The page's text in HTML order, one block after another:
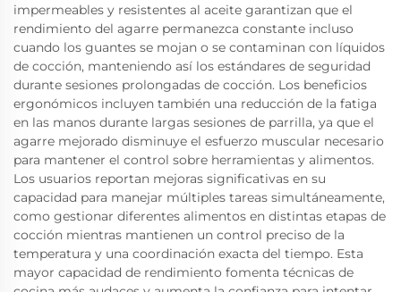
impermeables y resistentes al aceite garantizan que el
rendimiento del agarre permanezca constante incluso
cuando los guantes se mojan o se contaminan con líquidos
de cocción, manteniendo así los estándares de seguridad
durante sesiones prolongadas de cocción. Los beneficios
ergonómicos incluyen también una reducción de la fatiga
en las manos durante largas sesiones de parrilla, ya que el
agarre mejorado disminuye el esfuerzo muscular necesario
para mantener el control sobre herramientas y alimentos.
Los usuarios reportan mejoras significativas en su
capacidad para manejar múltiples tareas simultáneamente,
como gestionar diferentes alimentos en distintas etapas de
cocción mientras mantienen un control preciso de la
temperatura y una coordinación exacta del tiempo. Esta
mayor capacidad de rendimiento fomenta técnicas de